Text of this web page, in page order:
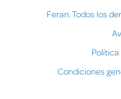
Feran. Todos los
Condiciones